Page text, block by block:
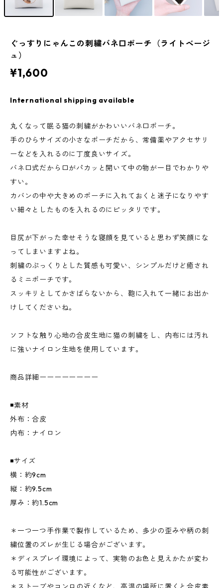
ぐっすりにゃんこの刺繍バネ口ポーチ（ライトベージ
ュ）
¥1,600
International shipping available
丸くなって眠る猫の刺繍がかわいいバネ口ポーチ。
手のひらサイズの小さなポーチだから、常備薬やアクセサリ
ーなどを入れるのに丁度良いサイズ。
バネ口式だから口がパカッと開いて中の物が一目でわかりや
すい。
カバンの中や大きめのポーチに入れておくと迷子になりやす
い細々としたものを入れるのにピッタリです。
目尻が下がった幸せそうな寝顔を見ていると思わず笑顔にな
ってしまいますよね。
刺繍のぷっくりとした質感も可愛い、シンプルだけど癒され
るミニポーチです。
スッキリとしてかさばらないから、鞄に入れて一緒にお出か
けしてくださいね。
ソフトな触り心地の合皮生地に猫の刺繍をし、内布には汚れ
に強いナイロン生地を使用しています。
商品詳細ーーーーーーーー
◾️素材
外布：合皮
内布：ナイロン
◾️サイズ
横：約9cm
縦：約9.5cm
厚み：約1.5cm
＊一つ一つ手作業で製作しているため、多少の歪みや柄の刺
繍位置のズレが生じる場合がございます。
＊ディスプレイ環境によって、実物のお色と見えかたが変わ
る可能性がございます。